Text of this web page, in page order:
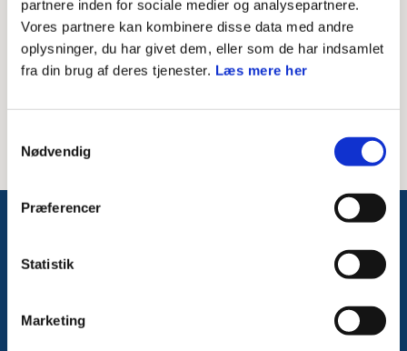
partnere inden for sociale medier og analysepartnere.
Vores partnere kan kombinere disse data med andre
oplysninger, du har givet dem, eller som de har indsamlet
fra din brug af deres tjenester. Læs mere her
Nødvendig
Præferencer
Statistik
Marketing